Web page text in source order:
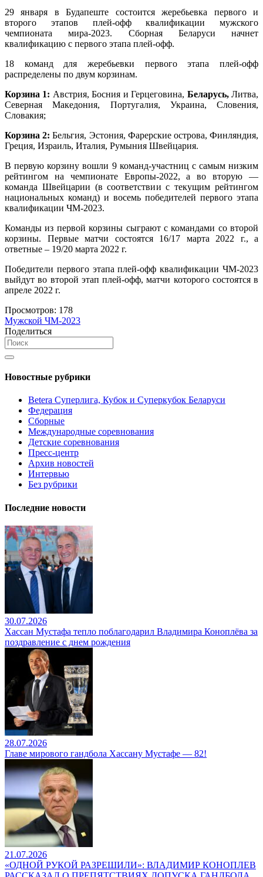
29 января в Будапеште состоится жеребьевка первого и
второго этапов плей-офф квалификации мужского
чемпионата мира-2023. Сборная Беларуси начнет
квалификацию с первого этапа плей-офф.
18 команд для жеребьевки первого этапа плей-офф
распределены по двум корзинам.
Корзина 1: Австрия, Босния и Герцеговина, Беларусь,Литва,
Северная Македония, Португалия, Украина, Словения,
Словакия;
Корзина 2:Бельгия, Эстония, Фарерские острова, Финляндия,
Греция, Израиль, Италия, Румыния Швейцария.
В первую корзину вошли 9 команд-участниц с самым низким
рейтингом на чемпионате Европы-2022, а во вторую —
команда Швейцарии (в соответствии с текущим рейтингом
национальных команд) и восемь победителей первого этапа
квалификации ЧМ-2023.
Команды из первой корзины сыграют с командами со второй
корзины. Первые матчи состоятся 16/17 марта 2022 г., а
ответные – 19/20 марта 2022 г.
Победители первого этапа плей-офф квалификации ЧМ-2023
выйдут во второй этап плей-офф, матчи которого состоятся в
апреле 2022 г.
Просмотров: 178
Мужской ЧМ-2023
Поделиться
Новостные рубрики
Betera Суперлига, Кубок и Суперкубок Беларуси
Федерация
Сборные
Международные соревнования
Детские соревнования
Пресс-центр
Архив новостей
Интервью
Без рубрики
Последние новости
30.07.2026
Хассан Мустафа тепло поблагодарил Владимира Коноплёва за
поздравление с днем рождения
28.07.2026
Главе мирового гандбола Хассану Мустафе — 82!
21.07.2026
«ОДНОЙ РУКОЙ РАЗРЕШИЛИ»: ВЛАДИМИР КОНОПЛЕВ